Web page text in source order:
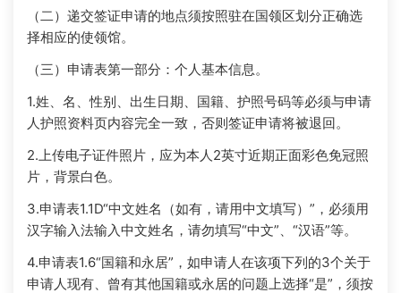
（二）递交签证申请的地点须按照驻在国领区划分正确选
择相应的使领馆。
（三）申请表第一部分：个人基本信息。
1.姓、名、性别、出生日期、国籍、护照号码等必须与申请
人护照资料页内容完全一致，否则签证申请将被退回。
2.上传电子证件照片，应为本人2英寸近期正面彩色免冠照
片，背景白色。
3.申请表1.1D“中文姓名（如有，请用中文填写）”，必须用
汉字输入法输入中文姓名，请勿填写“中文”、“汉语”等。
4.申请表1.6“国籍和永居”，如申请人在该项下列的3个关于
申请人现有、曾有其他国籍或永居的问题上选择“是”，须按